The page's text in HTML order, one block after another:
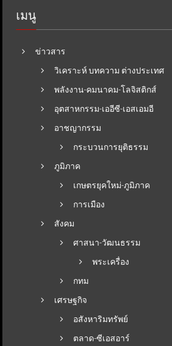
เมนู
ข่าวสาร
วิเคราะห์ บทความ ต่างประเทศ
พลังงาน-คมนาคม-โลจิสติกส์
อุตสาหกรรม-เออีซี-เอสเอมอี
อาชญากรรม
กระบวนการยุติธรรม
ภูมิภาค
เกษตรยุคใหม่-ภูมิภาค
การเมือง
สังคม
ศาสนา-วัฒนธรรม
พระเครื่อง
กทม
เศรษฐกิจ
อสังหาริมทรัพย์
ตลาด-ซีเอสอาร์